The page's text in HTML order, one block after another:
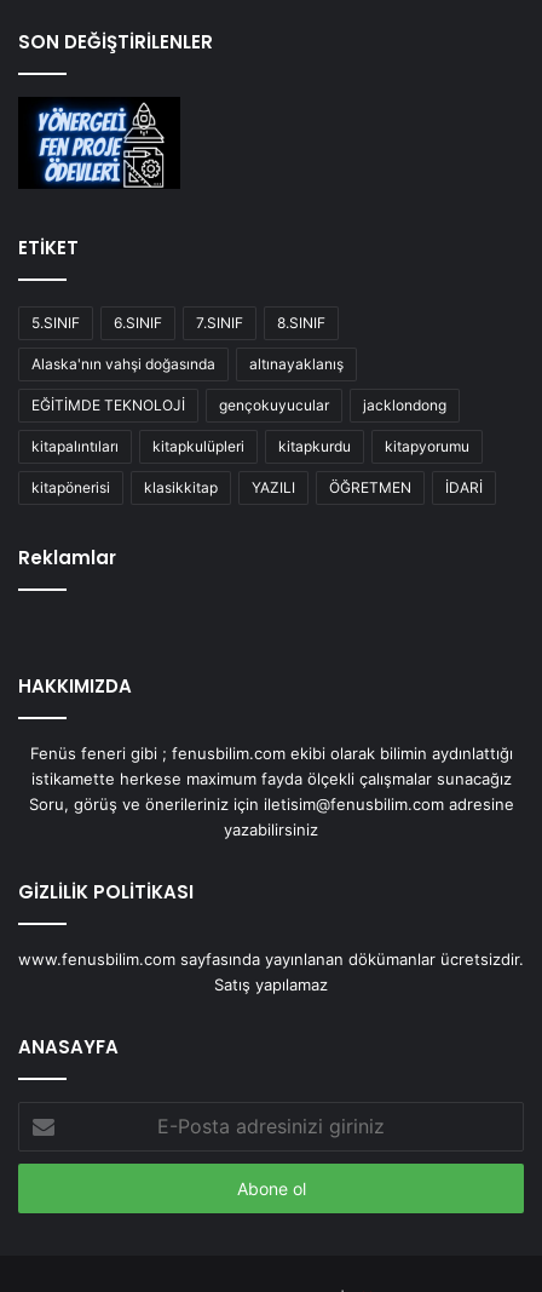
SON DEĞİŞTİRİLENLER
ETİKET
5.SINIF 6.SINIF 7.SINIF 8.SINIF
Alaska'nın vahşi doğasında altınayaklanış
EĞİTİMDE TEKNOLOJİ gençokuyucular jacklondong
kitapalıntıları kitapkulüpleri kitapkurdu kitapyorumu
kitapönerisi klasikkitap YAZILI ÖĞRETMEN İDARİ
Reklamlar
HAKKIMIZDA
Fenüs feneri gibi ; fenusbilim.com ekibi olarak bilimin aydınlattığı
istikamette herkese maximum fayda ölçekli çalışmalar sunacağız
Soru, görüş ve önerileriniz için iletisim@fenusbilim.com adresine
yazabilirsiniz
GİZLİLİK POLİTİKASI
www.fenusbilim.com sayfasında yayınlanan dökümanlar ücretsizdir.
Satış yapılamaz
ANASAYFA
Posta
adresinizi